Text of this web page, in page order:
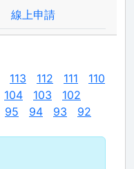
線上申請
113 112 111
110
104 103
102
95 94 93
92